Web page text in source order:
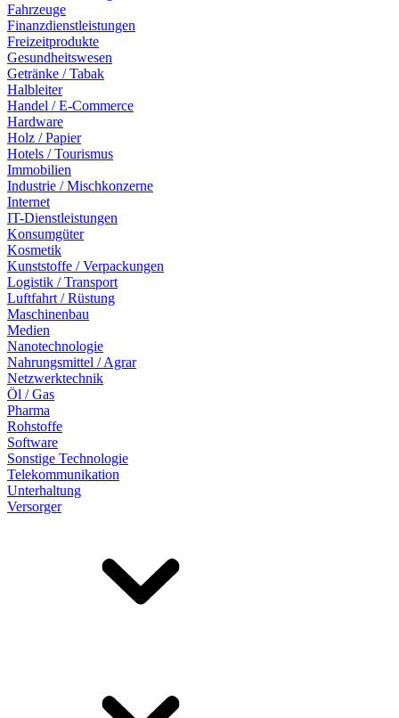
Fahrzeuge
Finanzdienstleistungen
Freizeitprodukte
Gesundheitswesen
Getränke / Tabak
Halbleiter
Handel / E-Commerce
Hardware
Holz / Papier
Hotels / Tourismus
Immobilien
Industrie / Mischkonzerne
Internet
IT-Dienstleistungen
Konsumgüter
Kosmetik
Kunststoffe / Verpackungen
Logistik / Transport
Luftfahrt / Rüstung
Maschinenbau
Medien
Nanotechnologie
Nahrungsmittel / Agrar
Netzwerktechnik
Öl / Gas
Pharma
Rohstoffe
Software
Sonstige Technologie
Telekommunikation
Unterhaltung
Versorger